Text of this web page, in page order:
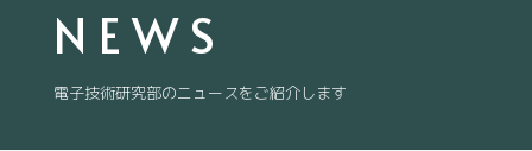
NEWS
電子技術研究部のニュースをご紹介します